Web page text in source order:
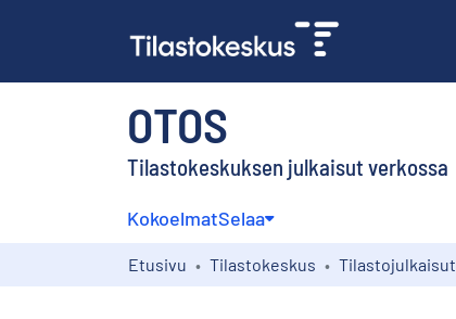
OTOS
Tilastokeskuksen julkaisut verkossa
KokoelmatSelaa
Etusivu Tilastokeskus Tilastojulkaisut